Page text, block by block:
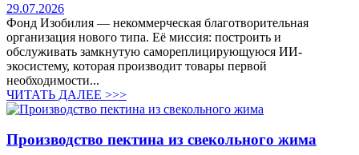
29.07.2026
Фонд Изобилия — некоммерческая благотворительная
организация нового типа. Её миссия: построить и
обслуживать замкнутую самореплицирующуюся ИИ-
экосистему, которая производит товары первой
необходимости...
ЧИТАТЬ ДАЛЕЕ >>>
Производство пектина из свекольного жима